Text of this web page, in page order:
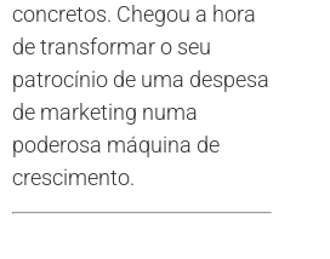
concretos. Chegou a hora
de transformar o seu
patrocínio de uma despesa
de marketing numa
poderosa máquina de
crescimento.